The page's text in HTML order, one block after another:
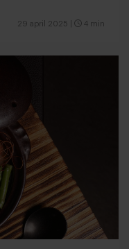
29 april 2025 4 min